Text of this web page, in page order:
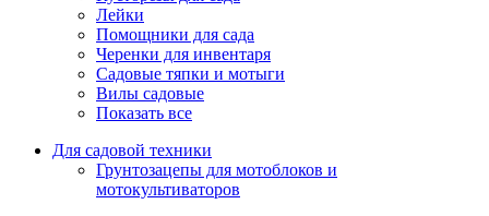
Лейки
Помощники для сада
Черенки для инвентаря
Садовые тяпки и мотыги
Вилы садовые
Показать все
Для садовой техники
Грунтозацепы для мотоблоков и
мотокультиваторов